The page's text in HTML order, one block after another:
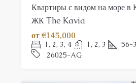
Квартиры с видом на море в
ЖК The Kavia
от€145,000
1, 2, 3, 4 1, 2, 3 56-
26025-AG